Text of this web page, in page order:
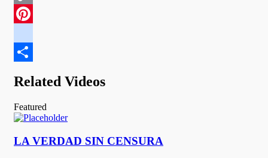
Copy
google_bookmarks
Related Videos
Featured
LA VERDAD SIN CENSURA